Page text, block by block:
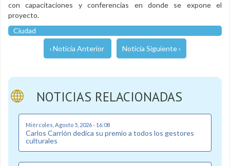
con capacitaciones y conferencias en donde se expone el
proyecto.
Ciudad
‹ Noticia Anterior Noticia Siguiente ›
NOTICIAS RELACIONADAS
Miércoles, Agosto 5, 2026 - 16:08
Carlos Carrión dedica su premio a todos los gestores
culturales